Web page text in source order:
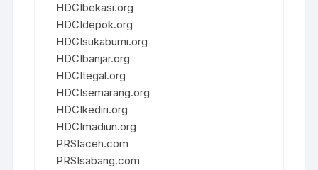
HDCIbekasi.org
HDCIdepok.org
HDCIsukabumi.org
HDCIbanjar.org
HDCItegal.org
HDCIsemarang.org
HDCIkediri.org
HDCImadiun.org
PRSIaceh.com
PRSIsabang.com